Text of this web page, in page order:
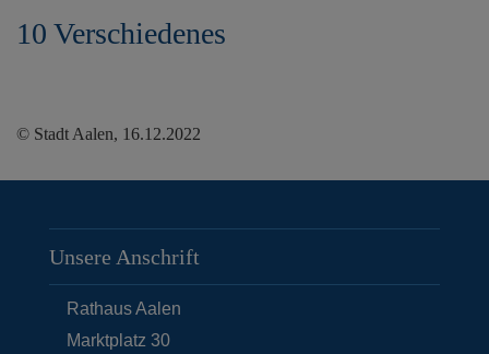
10 Verschiedenes
© Stadt Aalen, 16.12.2022
Unsere Anschrift
Rathaus Aalen
Marktplatz 30